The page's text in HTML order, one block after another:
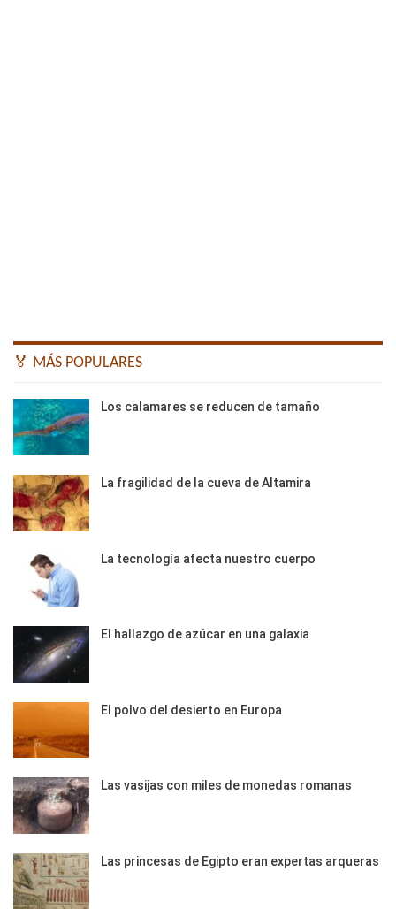
🏅 MÁS POPULARES
Los calamares se reducen de tamaño
La fragilidad de la cueva de Altamira
La tecnología afecta nuestro cuerpo
El hallazgo de azúcar en una galaxia
El polvo del desierto en Europa
Las vasijas con miles de monedas romanas
Las princesas de Egipto eran expertas arqueras